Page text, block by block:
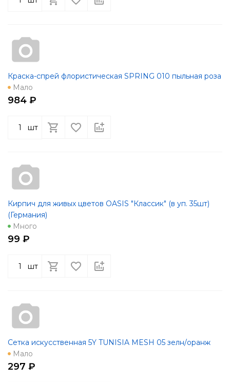
Краска-спрей флористическая SPRING 010 пыльная роза
Мало
984 ₽
шт
Кирпич для живых цветов OASIS "Классик" (в уп. 35шт)
(Германия)
Много
99 ₽
шт
Сетка искусственная 5Y TUNISIA MESH 05 зелн/оранж
Мало
297 ₽